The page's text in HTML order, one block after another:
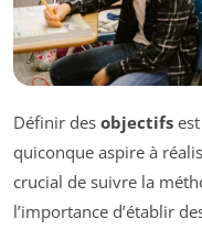
Définir des objectifs
quiconque aspire à
crucial de suivre la
l’importance d’établir